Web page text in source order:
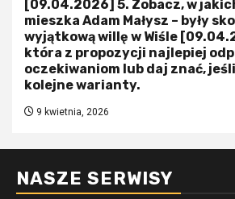
[09.04.2026] 5. Zobacz, w
mieszka Adam Małysz – były
wyjątkową willę w Wiśle
która z propozycji najlepiej
oczekiwaniom lub daj znać,
kolejne warianty.
9 kwietnia, 2026
NASZE SERWISY